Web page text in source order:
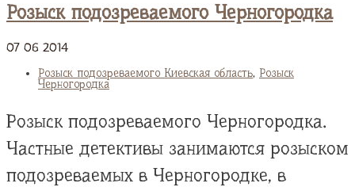
Розыск подозреваемого Черногородка
07 06 2014
Розыск подозреваемого Киевская область, Розыск
Черногородка
Розыск подозреваемого Черногородка.
Частные детективы занимаются розыском
подозреваемых в Черногородке, в